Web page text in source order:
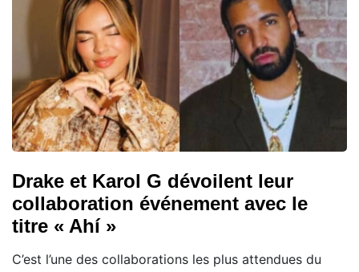
Drake et Karol G dévoilent leur
collaboration événement avec le
titre « Ahí »
C’est l’une des collaborations les plus attendues du